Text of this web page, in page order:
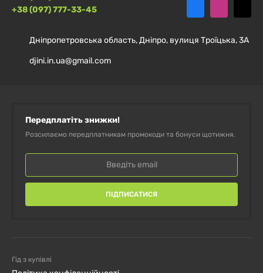
MK-7 MST, 60 капсул
Ензими для травлення, Enzyme+,
+38 (097) 777-33-45
Дніпропетровська область, Дніпро, вулиця Троїцька, 3А
djini.in.ua@gmail.com
Передплатіть знижки!
Розсилаємо передплатникам промокоди та бонуси щотижня.
ПІДПИСАТИСЯ
Гід з купівлі